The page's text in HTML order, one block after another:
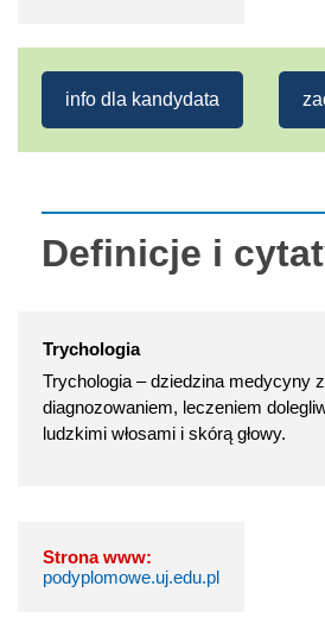
info dla kandydata
Definicje i
Trychologia
Trychologia – dziedzina medycyny
diagnozowaniem, leczeniem
ludzkimi włosami i skórą głowy.
Strona www:
podyplomowe.uj.edu.pl